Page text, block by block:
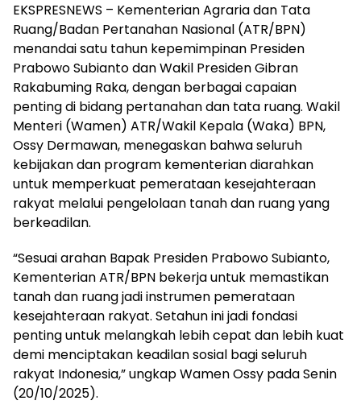
EKSPRESNEWS – Kementerian Agraria dan Tata
Ruang/Badan Pertanahan Nasional (ATR/BPN)
menandai satu tahun kepemimpinan Presiden
Prabowo Subianto dan Wakil Presiden Gibran
Rakabuming Raka, dengan berbagai capaian
penting di bidang pertanahan dan tata ruang. Wakil
Menteri (Wamen) ATR/Wakil Kepala (Waka) BPN,
Ossy Dermawan, menegaskan bahwa seluruh
kebijakan dan program kementerian diarahkan
untuk memperkuat pemerataan kesejahteraan
rakyat melalui pengelolaan tanah dan ruang yang
berkeadilan.
“Sesuai arahan Bapak Presiden Prabowo Subianto,
Kementerian ATR/BPN bekerja untuk memastikan
tanah dan ruang jadi instrumen pemerataan
kesejahteraan rakyat. Setahun ini jadi fondasi
penting untuk melangkah lebih cepat dan lebih kuat
demi menciptakan keadilan sosial bagi seluruh
rakyat Indonesia,” ungkap Wamen Ossy pada Senin
(20/10/2025).